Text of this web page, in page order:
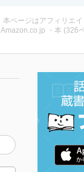
本ページはアフィリエ
Amazon.co.jp ・本 (326